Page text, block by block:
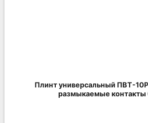
Плинт универсальный ПВТ-
размыкаемые контакты